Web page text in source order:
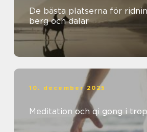
De bästa platserna för
berg och dalar
10. december 2025
Meditation och qi gong i